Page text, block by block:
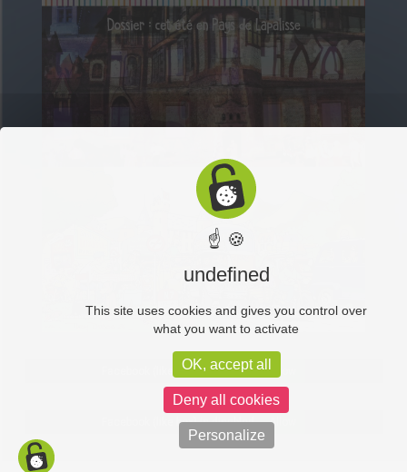
Facebook (like box) is disabled. Allow
Facebook (like box) is disabled. Allow
☝ 🍪
undefined
This site uses cookies and gives you control over
what you want to activate
OK, accept all
Deny all cookies
Personalize